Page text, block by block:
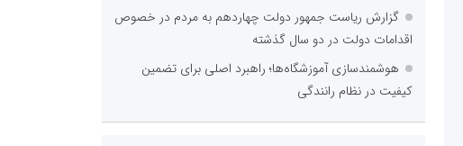
گزارش ریاست جمهور دولت چهاردهم به مردم در خصوص
اقدامات دولت در دو سال گذشته
هوشمندسازی آموزشگاه‌ها؛ راهبرد اصلی برای تضمین
کیفیت در نظام رانندگی